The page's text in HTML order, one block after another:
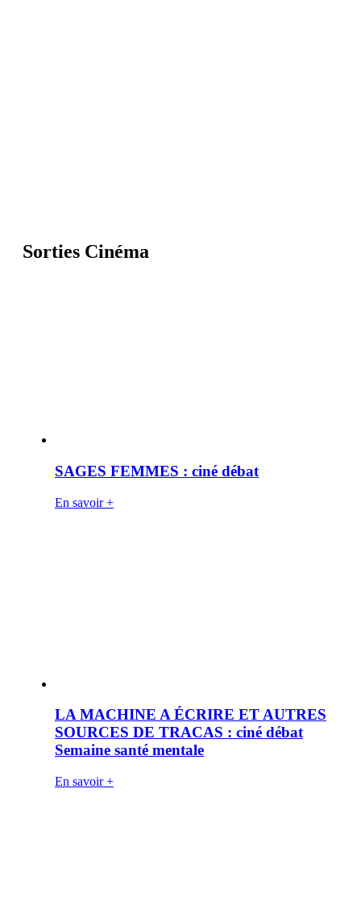
Sorties Cinéma
SAGES FEMMES : ciné débat
En savoir +
LA MACHINE A ÉCRIRE ET AUTRES
SOURCES DE TRACAS : ciné débat
Semaine santé mentale
En savoir +